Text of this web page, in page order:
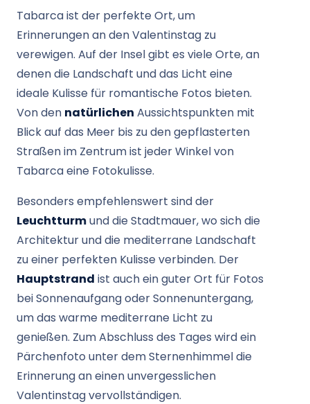
Tabarca ist der perfekte Ort, um
Erinnerungen an den Valentinstag zu
verewigen. Auf der Insel gibt es viele Orte, an
denen die Landschaft und das Licht eine
ideale Kulisse für romantische Fotos bieten.
Von den natürlichen Aussichtspunkten mit
Blick auf das Meer bis zu den gepflasterten
Straßen im Zentrum ist jeder Winkel von
Tabarca eine Fotokulisse.
Besonders empfehlenswert sind der
Leuchtturmund die Stadtmauer, wo sich die
Architektur und die mediterrane Landschaft
zu einer perfekten Kulisse verbinden. Der
Hauptstrand ist auch ein guter Ort für Fotos
bei Sonnenaufgang oder Sonnenuntergang,
um das warme mediterrane Licht zu
genießen. Zum Abschluss des Tages wird ein
Pärchenfoto unter dem Sternenhimmel die
Erinnerung an einen unvergesslichen
Valentinstag vervollständigen.